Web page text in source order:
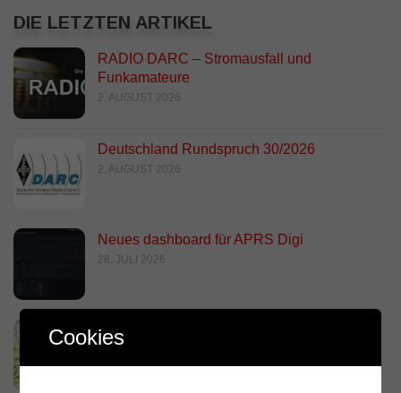
DIE LETZTEN ARTIKEL
RADIO DARC – Stromausfall und
Funkamateure
2. AUGUST 2026
Deutschland Rundspruch 30/2026
2. AUGUST 2026
Neues dashboard für APRS Digi
28. JULI 2026
Link Südtirol Murnau Süd ändert QRG und
Standort
23. JULI 2026
Cookies